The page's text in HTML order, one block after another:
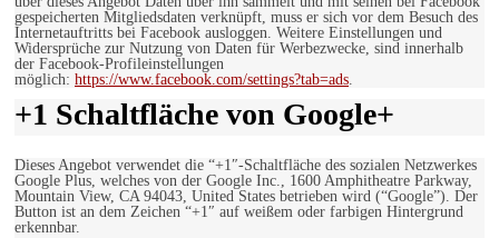
gespeicherten Mitgliedsdaten verknüpft, muss er sich vor dem Besuch des
Internetauftritts bei Facebook ausloggen. Weitere Einstellungen und
Widersprüche zur Nutzung von Daten für Werbezwecke, sind innerhalb
der Facebook-Profileinstellungen
möglich: https://www.facebook.com/settings?tab=ads.
+1 Schaltfläche von Google+
Dieses Angebot verwendet die “+1″-Schaltfläche des sozialen Netzwerkes
Google Plus, welches von der Google Inc., 1600 Amphitheatre Parkway,
Mountain View, CA 94043, United States betrieben wird (“Google”). Der
Button ist an dem Zeichen “+1″ auf weißem oder farbigen Hintergrund
erkennbar.